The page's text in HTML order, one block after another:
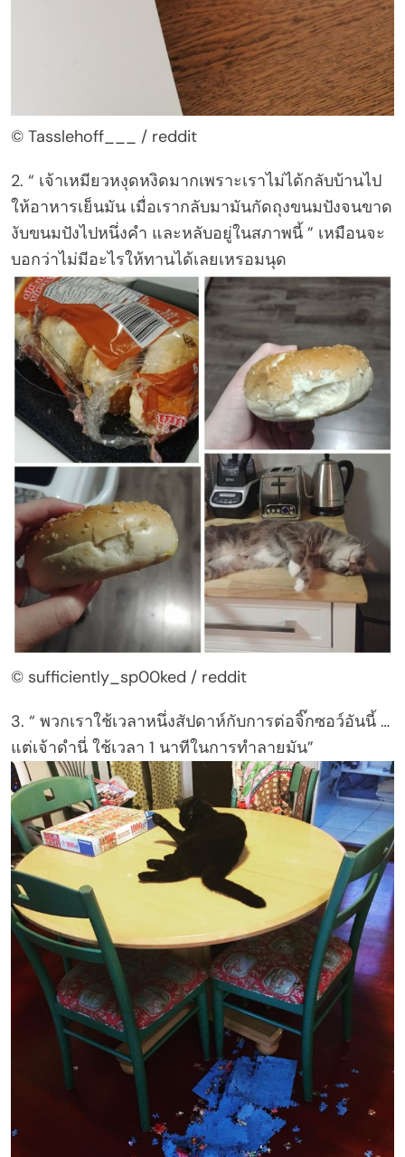
© Tasslehoff___ / reddit
2. “ เจ้าเหมียวหงุดหงิดมากเพราะเราไม่ได้กลับบ้านไป
ให้อาหารเย็นมัน เมื่อเรากลับมามันกัดถุงขนมปังจนขาด
งับขนมปังไปหนึ่งคำ และหลับอยู่ในสภาพนี้ ” เหมือนจะ
บอกว่าไม่มีอะไรให้ทานได้เลยเหรอมนุด
© sufficiently_sp00ked / reddit
3. “ พวกเราใช้เวลาหนึ่งสัปดาห์กับการต่อจิ๊กซอว์อันนี้ …
แต่เจ้าดำนี่ ใช้เวลา 1 นาทีในการทำลายมัน”